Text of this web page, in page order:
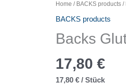
Home / BACKS products/
BACKS products
Backs
17,80 €
17,80 €/ Stück